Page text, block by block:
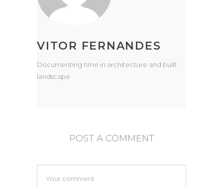
VITOR FERNANDES
Documenting time in architecture and built
landscape
POST A COMMENT